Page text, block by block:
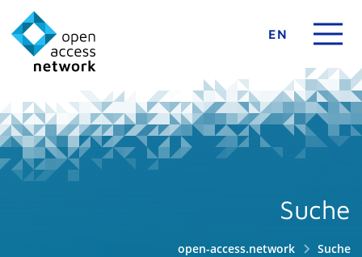
EN
Suche
open-access.network Suche